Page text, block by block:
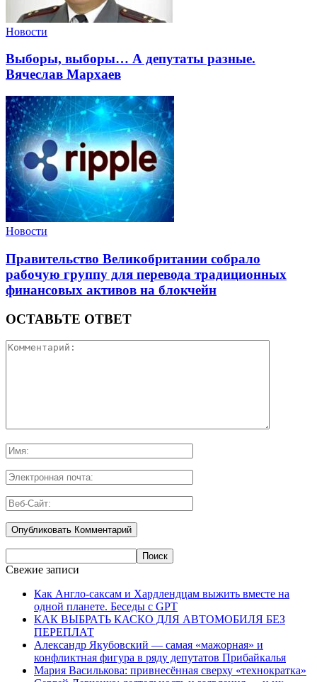
Новости
Выборы, выборы… А депутаты разные.
Вячеслав Мархаев
Новости
Правительство Великобритании собрало
рабочую группу для перевода традиционных
финансовых активов на блокчейн
ОСТАВЬТЕ ОТВЕТ
Свежие записи
Как Англо-саксам и Хардлендцам выжить вместе на
одной планете. Беседы с GPT
КАК ВЫБРАТЬ КАСКО ДЛЯ АВТОМОБИЛЯ БЕЗ
ПЕРЕПЛАТ
Александр Якубовский — самая «мажорная» и
конфликтная фигура в ряду депутатов Прибайкалья
Мария Василькова: привнесённая сверху «технократка»